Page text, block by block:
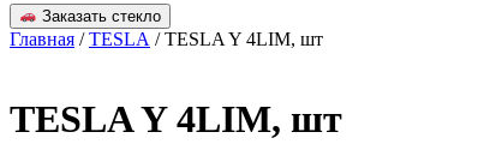
Заказать стекло
Главная /TESLA / TESLA Y 4LIM, шт
TESLA Y 4LIM, шт